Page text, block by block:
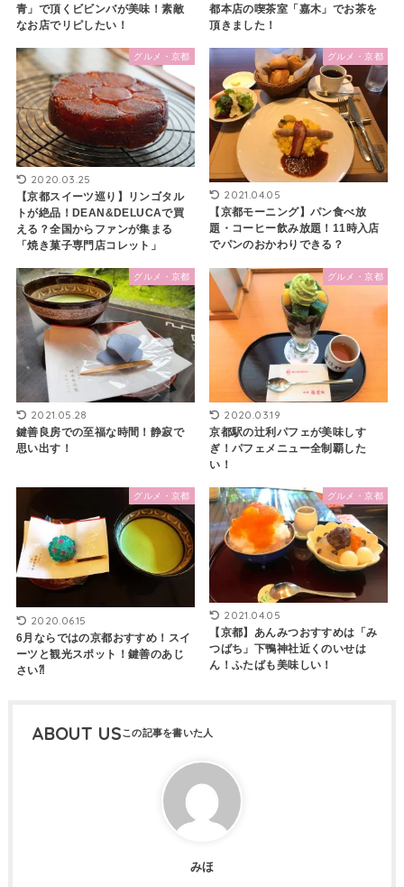
青」で頂くビビンバが美味！素敵
なお店でリピしたい！
都本店の喫茶室「嘉木」でお茶を
頂きました！
グルメ・京都
2020.03.25
【京都スイーツ巡り】リンゴタル
トが絶品！DEAN&DELUCAで買
える？全国からファンが集まる
「焼き菓子専門店コレット」
グルメ・京都
2021.04.05
【京都モーニング】パン食べ放
題・コーヒー飲み放題！11時入店
でパンのおかわりできる？
グルメ・京都
2021.05.28
鍵善良房での至福な時間！静寂で
思い出す！
グルメ・京都
2020.03.19
京都駅の辻利パフェが美味しす
ぎ！パフェメニュー全制覇した
い！
グルメ・京都
2020.06.15
6月ならではの京都おすすめ！スイ
ーツと観光スポット！鍵善のあじ
さい⁈
グルメ・京都
2021.04.05
【京都】あんみつおすすめは「み
つばち」下鴨神社近くのいせは
ん！ふたばも美味しい！
ABOUT US
みほ